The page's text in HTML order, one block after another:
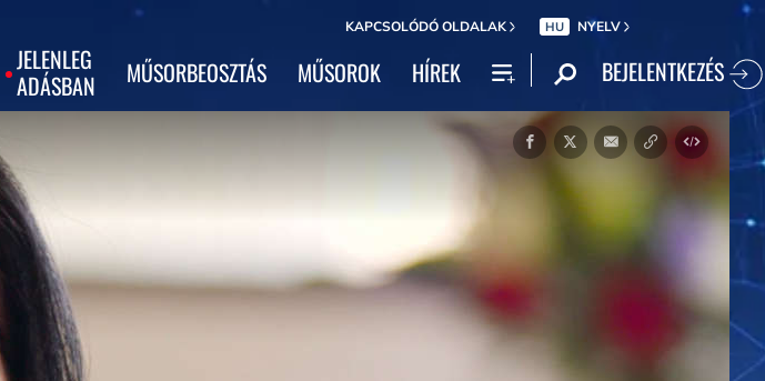
KAPCSOLÓDÓ OLDALAK HU NYELV
JELENLEG
ADÁSBAN
MŰSORBEOSZTÁS MŰSOROK HÍREK BEJELENTKEZÉS